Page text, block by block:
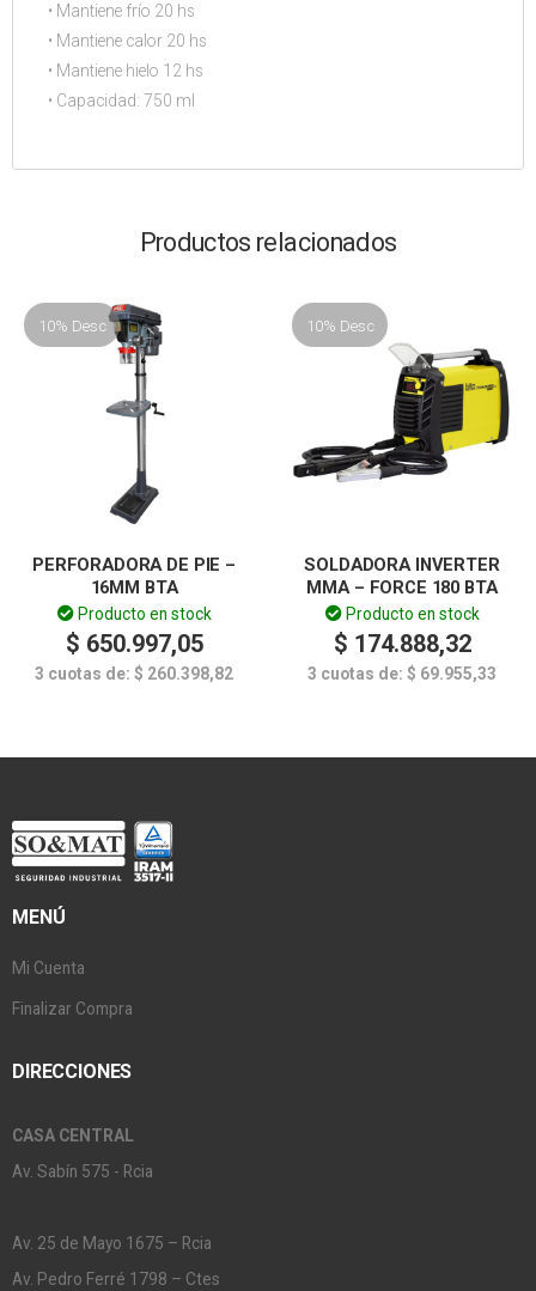
• Mantiene frío 20 hs
• Mantiene calor 20 hs
• Mantiene hielo 12 hs
• Capacidad: 750 ml
Productos relacionados
10% Desc
PERFORADORA DE PIE –
16MM BTA
Producto en stock
$ 650.997,05
3 cuotas de: $ 260.398,82
10% Desc
SOLDADORA INVERTER
MMA – FORCE 180 BTA
Producto en stock
$ 174.888,32
3 cuotas de: $ 69.955,33
MENÚ
Mi Cuenta
Finalizar Compra
DIRECCIONES
CASA CENTRAL
Av. Sabín 575 - Rcia
Av. 25 de Mayo 1675 – Rcia
Av. Pedro Ferré 1798 – Ctes